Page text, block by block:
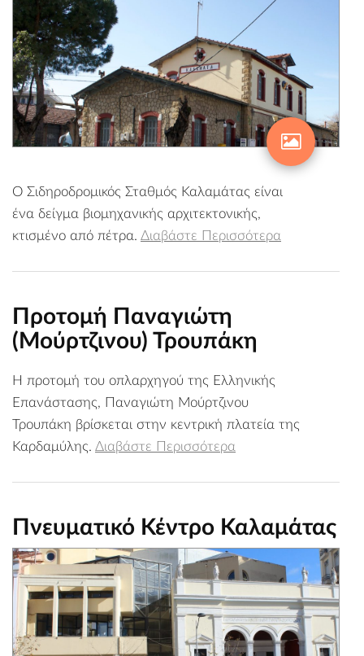
Ο Σιδηροδρομικός Σταθμός Καλαμάτας είναι
ένα δείγμα βιομηχανικής αρχιτεκτονικής,
κτισμένο από πέτρα. Διαβάστε Περισσότερα
Προτομή Παναγιώτη
(Μούρτζινου) Τρουπάκη
Η προτομή του οπλαρχηγού της Ελληνικής
Επανάστασης, Παναγιώτη Μούρτζινου
Τρουπάκη βρίσκεται στην κεντρική πλατεία της
Καρδαμύλης. Διαβάστε Περισσότερα
Πνευματικό Κέντρο Καλαμάτας